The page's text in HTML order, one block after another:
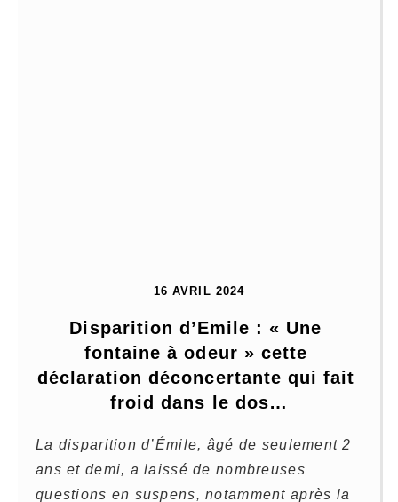
16 AVRIL 2024
Disparition d’Emile : « Une
fontaine à odeur » cette
déclaration déconcertante qui fait
froid dans le dos…
La disparition d’Émile, âgé de seulement 2
ans et demi, a laissé de nombreuses
questions en suspens, notamment après la